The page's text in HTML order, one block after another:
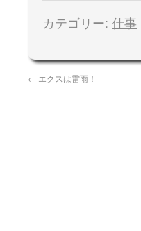
カテゴリー: 仕事
← エクスは雷雨！